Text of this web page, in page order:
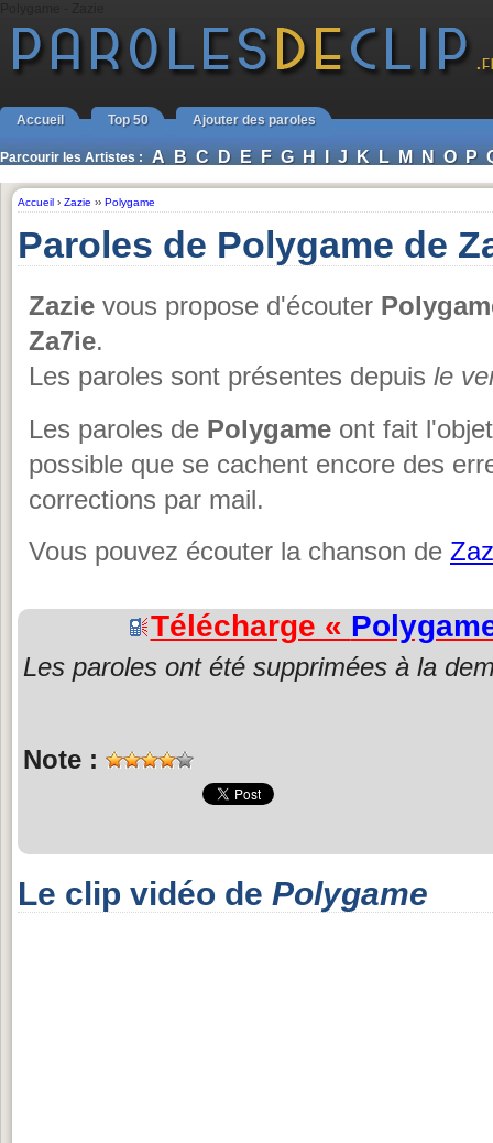
Accueil Top 50 Ajouter des paroles
Parcourir les Artistes : A B C D E F G H I J K L M N O P
Accueil › Zazie ›› Polygame
Paroles de Polygame de
Zazie vous propose d'écouter
Za7ie.
Les paroles sont présentes depuis le
Les paroles de Polygame ont fait
possible que se cachent encore des
corrections par mail.
Vous pouvez écouter la chanson de
Télécharge «
Les paroles ont été supprimées à la
Note :
Le clip vidéo de Polygame